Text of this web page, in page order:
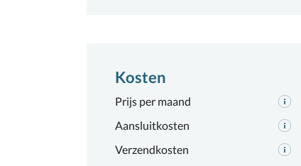
Kosten
Prijs per maand
Aansluitkosten
Verzendkosten